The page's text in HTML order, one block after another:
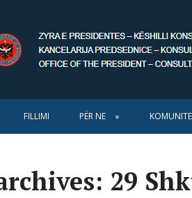
FILLIMI PËR NE
29